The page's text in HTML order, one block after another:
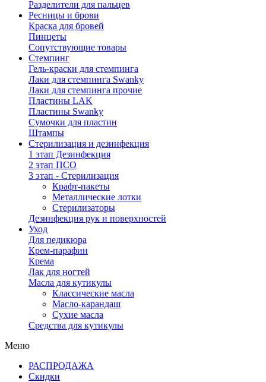
Разделители для пальцев
Ресницы и брови
Краска для бровей
Пинцеты
Сопутствующие товары
Стемпинг
Гель-краски для стемпинга
Лаки для стемпинга Swanky
Лаки для стемпинга прочие
Пластины LAK
Пластины Swanky
Сумочки для пластин
Штампы
Стерилизация и дезинфекция
1 этап Дезинфекция
2 этап ПСО
3 этап - Стерилизация
Крафт-пакеты
Металлические лотки
Стерилизаторы
Дезинфекция рук и поверхностей
Уход
Для педикюра
Крем-парафин
Крема
Лак для ногтей
Масла для кутикулы
Классические масла
Масло-карандаш
Сухие масла
Средства для кутикулы
Меню
РАСПРОДАЖА
Скидки